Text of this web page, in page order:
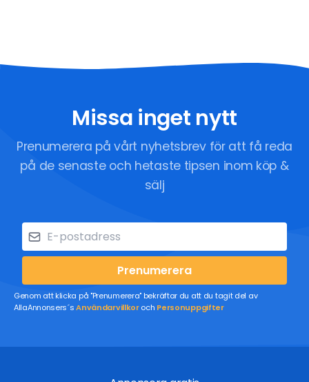
Missa inget nytt
Prenumerera på vårt nyhetsbrev för att få reda
på de senaste och hetaste tipsen inom köp &
sälj
Prenumerera
Genom att klicka på "Prenumerera" bekräftar du att du tagit del av
AllaAnnonsers´sAnvändarvillkoroch Personuppgifter